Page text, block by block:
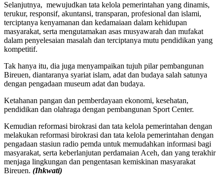
Selanjutnya, mewujudkan tata kelola pemerintahan yang dinamis,
terukur, responsif, akuntansi, transparan, profesional dan islami,
terciptanya kenyamanan dan kedamaiaan dalam kehidupan
masyarakat, serta mengutamakan asas musyawarah dan mufakat
dalam penyelesaian masalah dan terciptanya mutu pendidikan yang
kompetitif.
Tak hanya itu, dia juga menyampaikan tujuh pilar pembangunan
Bireuen, diantaranya syariat islam, adat dan budaya salah satunya
dengan pengadaan museum adat dan budaya.
Ketahanan pangan dan pemberdayaan ekonomi, kesehatan,
pendidikan dan olahraga dengan pembangunan Sport Center.
Kemudian reformasi birokrasi dan tata kelola pemerintahan dengan
melakukan reformasi birokrasi dan tata kelola pemerintahan dengan
pengadaan stasiun radio pemda untuk memudahkan informasi bagi
masyarakat, serta keberlanjutan perdamaian Aceh, dan yang terakhir
menjaga lingkungan dan pengentasan kemiskinan masyarakat
Bireuen. (Ihkwati)